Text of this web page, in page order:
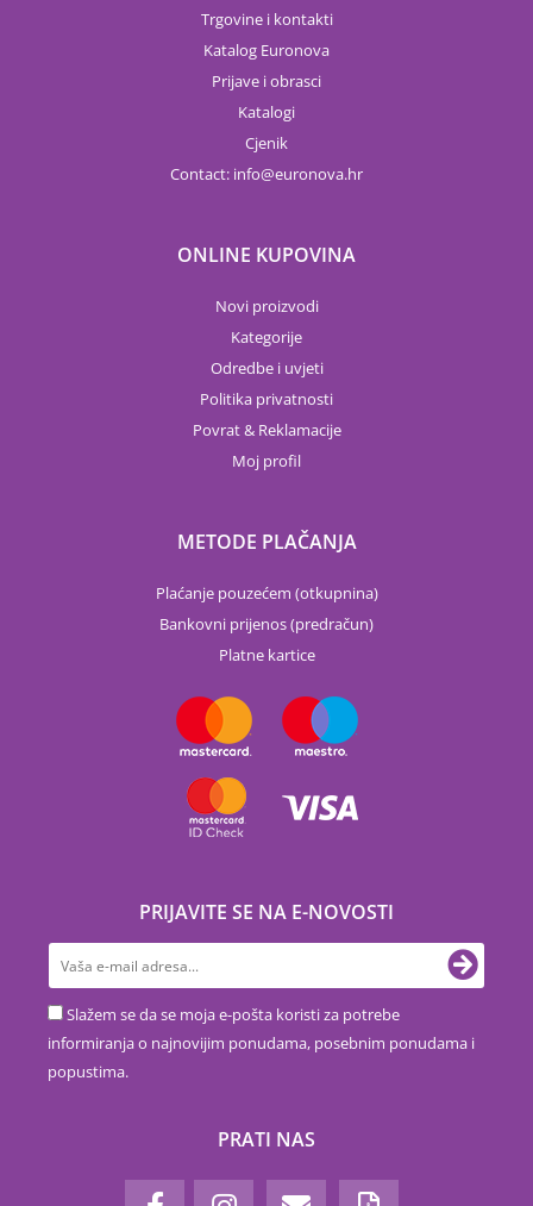
Trgovine i kontakti
Katalog Euronova
Prijave i obrasci
Katalogi
Cjenik
Contact: info euronova.hr
ONLINE KUPOVINA
Novi proizvodi
Kategorije
Odredbe i uvjeti
Politika privatnosti
Povrat & Reklamacije
Moj profil
METODE PLAČANJA
Plaćanje pouzećem (otkupnina)
Bankovni prijenos (predračun)
Platne kartice
PRIJAVITE SE NA E-NOVOSTI
Slažem se da se moja e-pošta koristi za potrebe
informiranja o najnovijim ponudama, posebnim ponudama i
popustima.
PRATI NAS